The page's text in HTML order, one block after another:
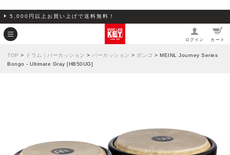
5,000円以上お買い上げで送料無料！
ログイン カート
TOP > ドラム｜パーカッション > パーカッション > ボンゴ > MEINL Journey Series
Bongo - Ultimate Gray [HB50UG]